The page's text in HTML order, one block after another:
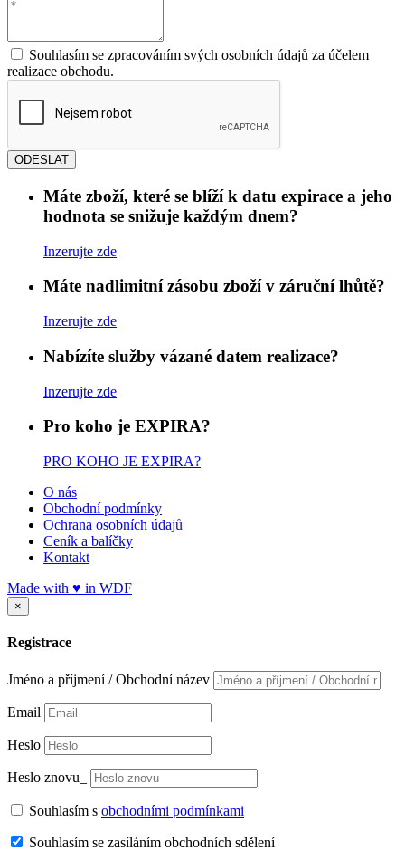
Souhlasím se zpracováním svých osobních údajů za účelem
realizace obchodu.
ODESLAT
Máte zboží, které se blíží k datu expirace a jeho
hodnota se snižuje každým dnem?
Inzerujte zde
Máte nadlimitní zásobu zboží v záruční lhůtě?
Inzerujte zde
Nabízíte služby vázané datem realizace?
Inzerujte zde
Pro koho je EXPIRA?
PRO KOHO JE EXPIRA?
O nás
Obchodní podmínky
Ochrana osobních údajů
Ceník a balíčky
Kontakt
Made with ♥ in WDF
×
Registrace
Jméno a příjmení / Obchodní název
Email
Heslo
Heslo znovu_
Souhlasím s obchodními podmínkami
Souhlasím se zasíláním obchodních sdělení